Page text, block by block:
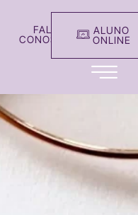
FALE
CONOSCO
ALUNO
ONLINE